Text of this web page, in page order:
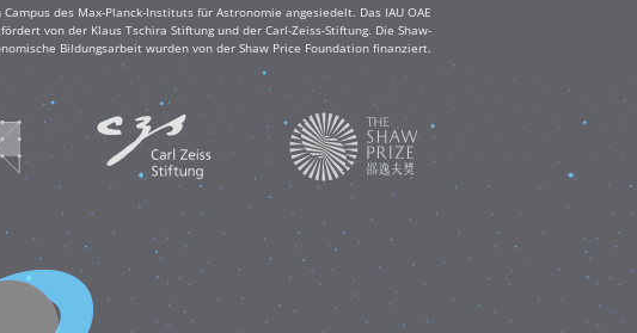
des Max-Planck-Instituts für Astronomie angesiedelt. Das IAU OAE
von der Klaus Tschira Stiftung und der Carl-Zeiss-Stiftung. Die Shaw-
Bildungsarbeit wurden von der Shaw Price Foundation finanziert.